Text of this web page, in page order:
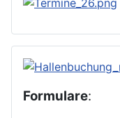
Formulare: